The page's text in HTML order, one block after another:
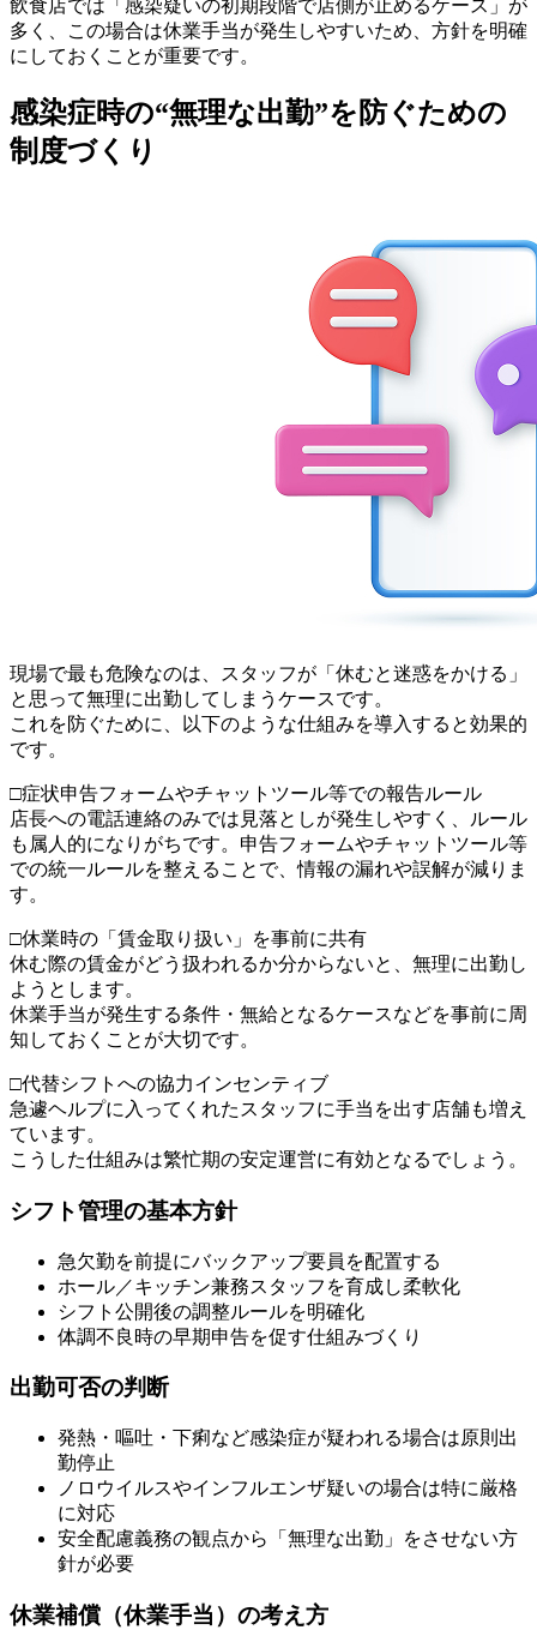
飲食店では「感染疑いの初期段階で店側が止めるケース」が
多く、この場合は休業手当が発生しやすいため、方針を明確
にしておくことが重要です。
感染症時の“無理な出勤”を防ぐための
制度づくり
現場で最も危険なのは、スタッフが「休むと迷惑をかける」
と思って無理に出勤してしまうケースです。
これを防ぐために、以下のような仕組みを導入すると効果的
です。
□症状申告フォームやチャットツール等での報告ルール
店長への電話連絡のみでは見落としが発生しやすく、ルール
も属人的になりがちです。申告フォームやチャットツール等
での統一ルールを整えることで、情報の漏れや誤解が減りま
す。
□休業時の「賃金取り扱い」を事前に共有
休む際の賃金がどう扱われるか分からないと、無理に出勤し
ようとします。
休業手当が発生する条件・無給となるケースなどを事前に周
知しておくことが大切です。
□代替シフトへの協力インセンティブ
急遽ヘルプに入ってくれたスタッフに手当を出す店舗も増え
ています。
こうした仕組みは繁忙期の安定運営に有効となるでしょう。
シフト管理の基本方針
急欠勤を前提にバックアップ要員を配置する
ホール／キッチン兼務スタッフを育成し柔軟化
シフト公開後の調整ルールを明確化
体調不良時の早期申告を促す仕組みづくり
出勤可否の判断
発熱・嘔吐・下痢など感染症が疑われる場合は原則出
勤停止
ノロウイルスやインフルエンザ疑いの場合は特に厳格
に対応
安全配慮義務の観点から「無理な出勤」をさせない方
針が必要
休業補償（休業手当）の考え方